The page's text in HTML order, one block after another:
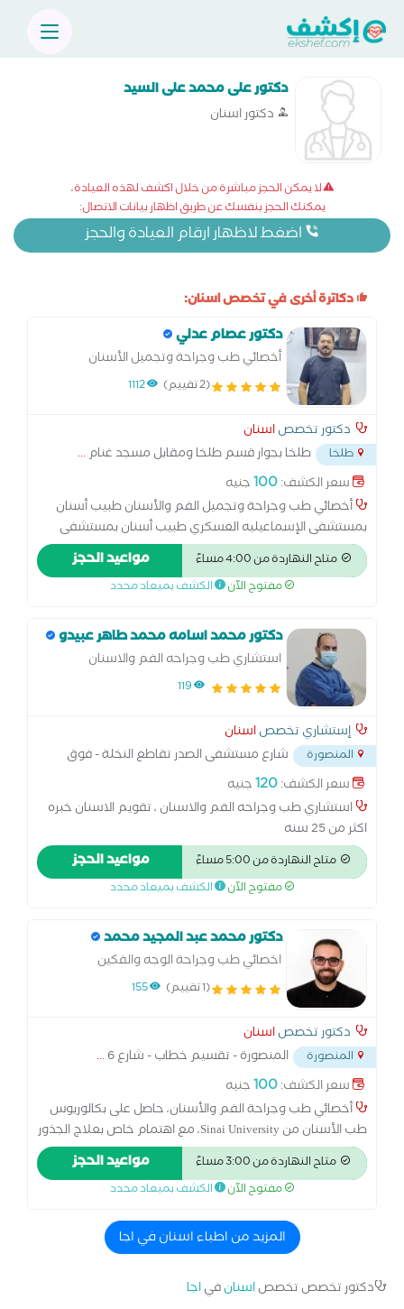
دكتور على محمد على السيد
دكتور اسنان
لا يمكن الحجز مباشرة من خلال اكشف لهذه العيادة،
يمكنك الحجز بنفسك عن طريق اظهار بيانات الاتصال:
اضغط لاظهار ارقام العيادة والحجز
دكاترة أخرى في تخصص اسنان:
دكتور عصام عدلي
أخصائي طب وجراحة وتجميل الأسنان
(2 تقييم) 1112
دكتور تخصصاسنان
طلخا طلخا بجوار قسم طلخا ومقابل مسجد غنام...
سعر الكشف:100جنيه
أخصائي طب وجراحة وتجميل الفم والأسنان طبيب أسنان
بمستشفى الإسماعيليه العسكري طبيب أسنان بمستشفى
نبروه المركزي خبره 8 سنوات في جميع معالجات الأسنان الفرع
التاني لعيادة د عصام عدلي متميزون في تركيبات الأسنان
التجميليه والحشوات التجميليه والمعالجات
متاح النهاردة من 4:00 مساءً مواعيد الحجز
مفتوح الآن الكشف بميعاد محدد
دكتور محمد اسامه محمد طاهر عبيدو
استشاري طب وجراحه الفم والاسنان
119
إستشاري تخصصاسنان
المنصورة
شارع مستشفى الصدر تقاطع النخلة - فوق
صيدليه د مسعد...
سعر الكشف:120جنيه
استشاري طب وجراحه الفم والاسنان ، تقويم الاسنان خبره
اكثر من 25 سنه
متاح النهاردة من 5:00 مساءً مواعيد الحجز
مفتوح الآن الكشف بميعاد محدد
دكتور محمد عبد المجيد محمد
اخصائي طب وجراحة الوجه والفكين
(1 تقييم) 155
دكتور تخصصاسنان
المنصورة المنصورة - تقسيم خطاب - شارع 6
...
سعر الكشف:100جنيه
أخصائي طب وجراحة الفم والأسنان، حاصل على بكالوريوس
طب الأسنان من Sinai University، مع اهتمام خاص بعلاج الجذور
وتجميل الأسنان والتقويم. حصلت على دورة متخصصة في
علاج جذور الأسنان من MDS Online Academy عام 2024،
وأسعى دائمًا لتطوير مهاراتي ومتابعة أحدث التقنيات في مجال
التركيبات التجميلية، تنظيف وتبييض الأسنان، بالإضافة إلى
التقويم المعدني والشفاف، مع الحرص على توفير تجربة مريحة
وآمنة لكل مريض باستخدام أحدث الأجهزة والأساليب الحديثة
داخل العيادة.
متاح النهاردة من 3:00 مساءً مواعيد الحجز
مفتوح الآن الكشف بميعاد محدد
المزيد من اطباء اسنان في اجا
دكتور تخصص تخصصاسنانفياجا